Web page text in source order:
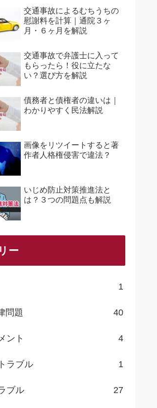
交通事故によるむちうちの
慰謝料を計算｜通院３ヶ
月・６ヶ月を解説
交通事故で弁護士に入って
もらったら！役に立たな
い？選び方を解説
債務者と債権者の違いは｜
わかりやすく民法解説
画像をリツイートすると著
作者人格権侵害で違法？
いじめ防止対策推進法と
は？３つの問題点も解説
ー
1
問題 40
ント 4
ラブル 1
ブル 27